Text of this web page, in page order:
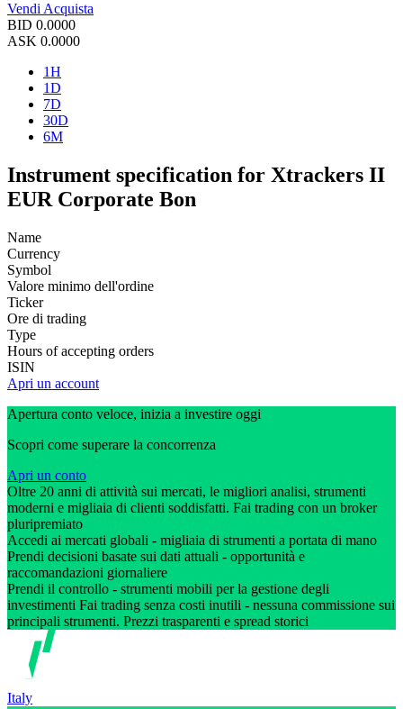
Vendi Acquista
BID 0.0000
ASK 0.0000
1H
1D
7D
30D
6M
Instrument specification for Xtrackers II
EUR Corporate Bon
Name
Currency
Symbol
Valore minimo dell'ordine
Ticker
Ore di trading
Type
Hours of accepting orders
ISIN
Apri un account
Apertura conto veloce, inizia a investire oggi
Scopri come superare la concorrenza
Apri un conto
Oltre 20 anni di attività sui mercati, le migliori analisi, strumenti
moderni e migliaia di clienti soddisfatti. Fai trading con un broker
pluripremiato
Accedi ai mercati globali - migliaia di strumenti a portata di mano
Prendi decisioni basate sui dati attuali - opportunità e
raccomandazioni giornaliere
Prendi il controllo - strumenti mobili per la gestione degli
investimenti Fai trading senza costi inutili - nessuna commissione sui
principali strumenti. Prezzi trasparenti e spread storici
Italy